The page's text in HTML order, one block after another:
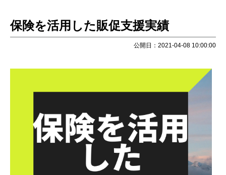
保険を活用した販促支援実績
公開日：2021-04-08 10:00:00